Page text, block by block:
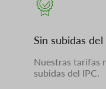
Sin subidas del
Nuestras tarifas
subidas del IPC.